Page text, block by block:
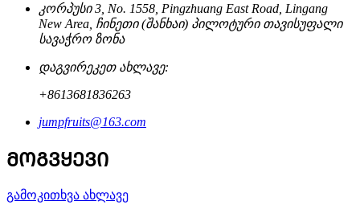
კორპუსი 3, No. 1558, Pingzhuang East Road, Lingang
New Area, ჩინეთი (შანხაი) პილოტური თავისუფალი
სავაჭრო ზონა
დაგვირეკეთ ახლავე:
+8613681836263
jumpfruits@163.com
ᲛᲝᲒᲕᲧᲔᲕᲘ
გამოკითხვა ახლავე